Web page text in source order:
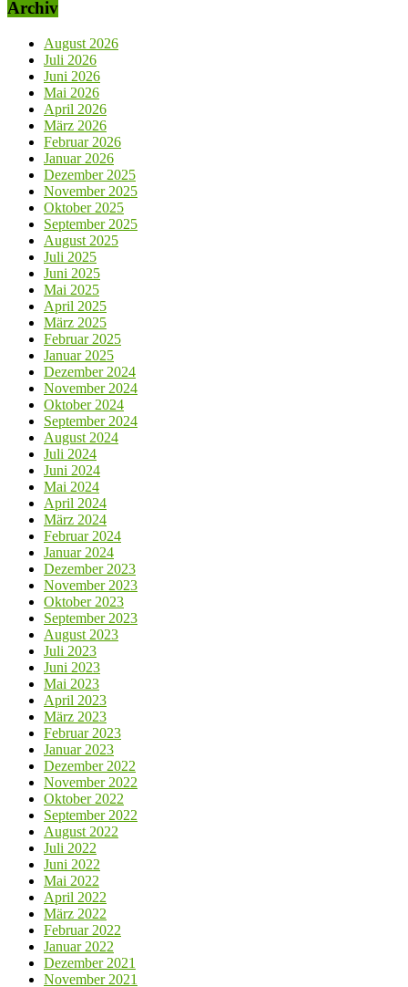
Archiv
August 2026
Juli 2026
Juni 2026
Mai 2026
April 2026
März 2026
Februar 2026
Januar 2026
Dezember 2025
November 2025
Oktober 2025
September 2025
August 2025
Juli 2025
Juni 2025
Mai 2025
April 2025
März 2025
Februar 2025
Januar 2025
Dezember 2024
November 2024
Oktober 2024
September 2024
August 2024
Juli 2024
Juni 2024
Mai 2024
April 2024
März 2024
Februar 2024
Januar 2024
Dezember 2023
November 2023
Oktober 2023
September 2023
August 2023
Juli 2023
Juni 2023
Mai 2023
April 2023
März 2023
Februar 2023
Januar 2023
Dezember 2022
November 2022
Oktober 2022
September 2022
August 2022
Juli 2022
Juni 2022
Mai 2022
April 2022
März 2022
Februar 2022
Januar 2022
Dezember 2021
November 2021